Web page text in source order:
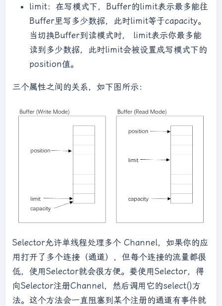
limit：在写模式下，Buffer的limit表示最多能往
Buffer里写多少数据，此时limit等于capacity。
当切换Buffer到读模式时， limit表示你最多能
读到多少数据，此时limit会被设置成写模式下的
position值。
三个属性之间的关系，如下图所示：
Selector允许单线程处理多个 Channel，如果你的应
用打开了多个连接（通道），但每个连接的流量都很
低，使用Selector就会很方便。要使用Selector，得
向Selector注册Channel，然后调用它的select()方
法。这个方法会一直阻塞到某个注册的通道有事件就